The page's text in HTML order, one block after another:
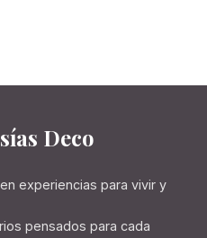
Deco
experiencias para vivir y
pensados para cada